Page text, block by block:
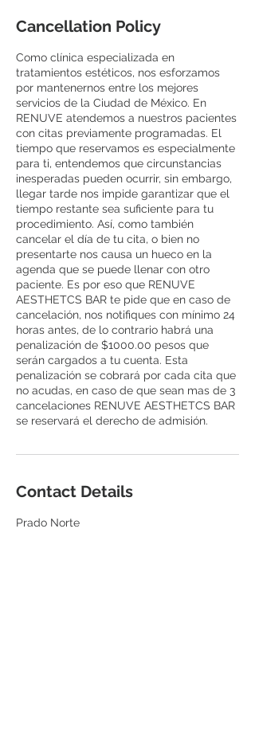
Cancellation Policy
Como clínica especializada en
tratamientos estéticos, nos esforzamos
por mantenernos entre los mejores
servicios de la Ciudad de México. En
RENUVE atendemos a nuestros pacientes
con citas previamente programadas. El
tiempo que reservamos es especialmente
para ti, entendemos que circunstancias
inesperadas pueden ocurrir, sin embargo,
llegar tarde nos impide garantizar que el
tiempo restante sea suficiente para tu
procedimiento. Así, como también
cancelar el día de tu cita, o bien no
presentarte nos causa un hueco en la
agenda que se puede llenar con otro
paciente. Es por eso que RENUVE
AESTHETCS BAR te pide que en caso de
cancelación, nos notifiques con mínimo 24
horas antes, de lo contrario habrá una
penalización de $1000.00 pesos que
serán cargados a tu cuenta. Esta
penalización se cobrará por cada cita que
no acudas, en caso de que sean mas de 3
cancelaciones RENUVE AESTHETCS BAR
se reservará el derecho de admisión.
Contact Details
Prado Norte